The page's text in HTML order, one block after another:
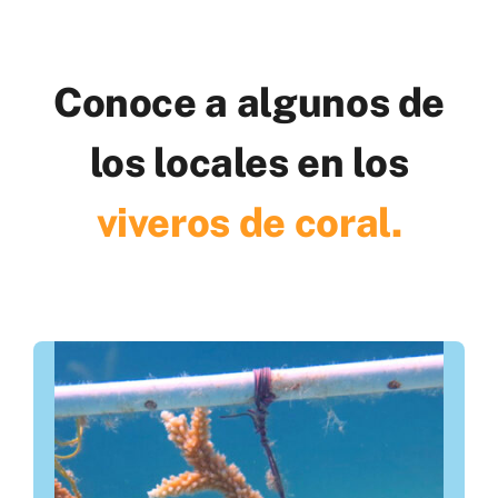
Conoce a algunos de
los locales en los
viveros de coral.